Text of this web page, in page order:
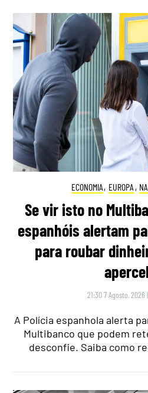
ECONOMIA, EUROPA ,
Se vir isto no
espanhóis alertam
para roubar
21:30 7 Agosto, 2026 |
A Polícia espanhola alerta
Multibanco que podem
desconfie. Saiba como